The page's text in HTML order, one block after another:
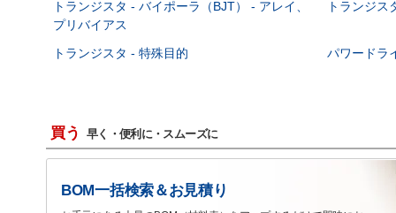
トランジスタ - バイポーラ（BJT） - アレイ、
プリバイアス
トランジ
トランジスタ - 特殊目的
パワードラ
買う 早く・便利に・スムーズに
BOM一括検索＆お見積り